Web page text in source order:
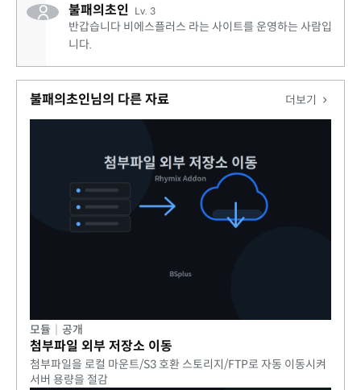
불패의초인 Lv. 3
반갑습니다 비에스플러스 라는 사이트를 운영하는 사람입
니다.
불패의초인님의 다른 자료 더보기
모듈 공개
첨부파일 외부 저장소 이동
첨부파일을 로컬 마운트/S3 호환 스토리지/FTP로 자동 이동시켜
서버 용량을 절감